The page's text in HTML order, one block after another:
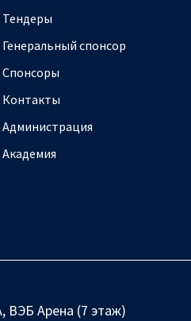
Тендеры
Генеральный спонсор
Спонсоры
Контакты
Администрация
Академия
ВЭБ Арена (7 этаж)